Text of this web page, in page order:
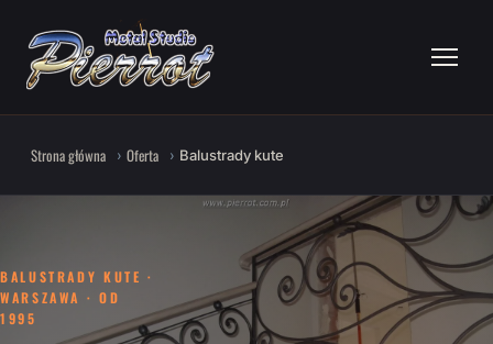
Strona główna Oferta Balustrady kute
BALUSTRADY KUTE ·
WARSZAWA · OD
1995